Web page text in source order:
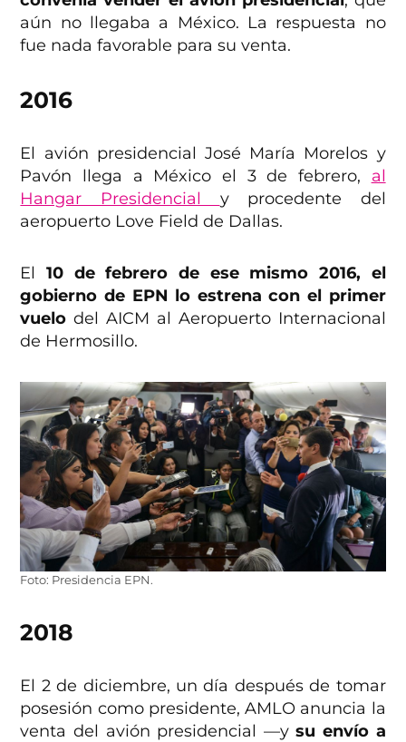
aún no llegaba a México. La respuesta no
fue nada favorable para su venta.
2016
El avión presidencial José María Morelos y
Pavón llega a México el 3 de febrero, al
Hangar Presidencial y procedente del
aeropuerto Love Field de Dallas.
El10 de febrero de ese mismo 2016, el
gobierno de EPN lo estrena con el primer
vuelo del AICM al Aeropuerto Internacional
de Hermosillo.
Foto: Presidencia EPN.
2018
El 2 de diciembre, un día después de tomar
posesión como presidente, AMLO anuncia la
venta del avión presidencial —ysu envío a